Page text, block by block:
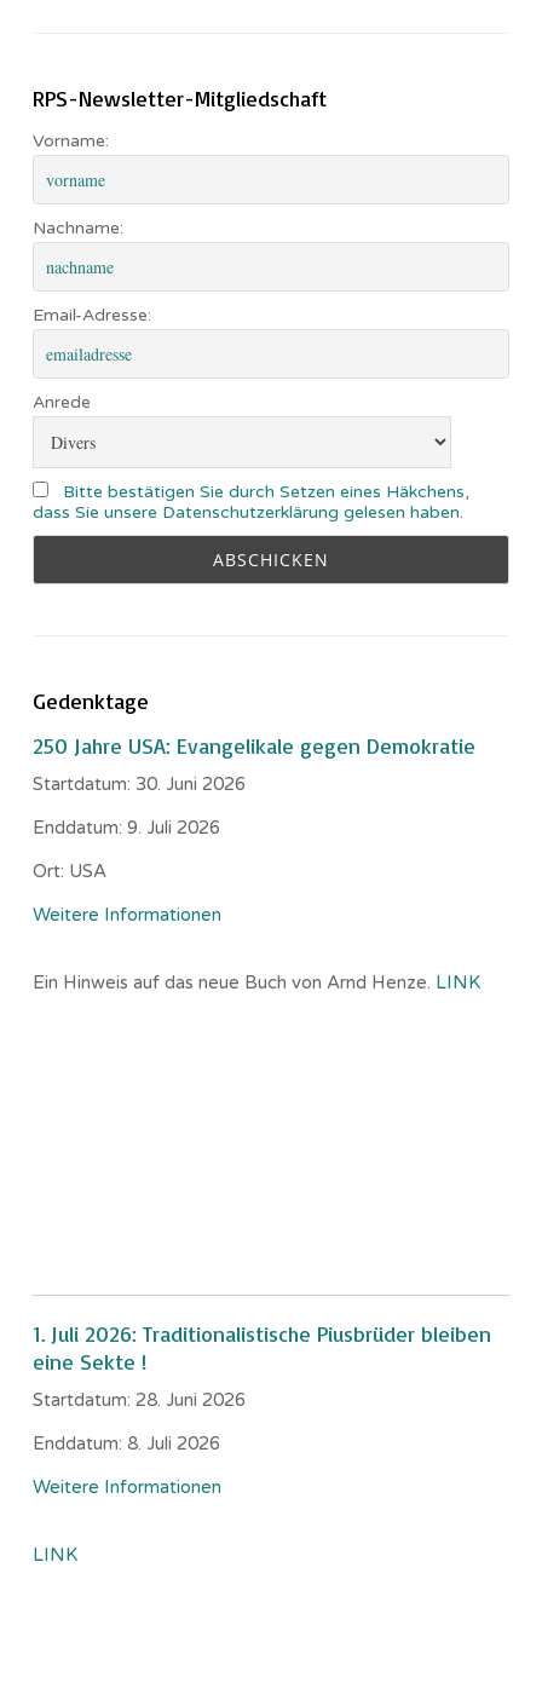
RPS-Newsletter-Mitgliedschaft
Vorname:
Nachname:
Email-Adresse:
Anrede
Bitte bestätigen Sie durch Setzen eines Häkchens,
dass Sie unsere Datenschutzerklärung gelesen haben.
Gedenktage
250 Jahre USA: Evangelikale gegen Demokratie
Startdatum: 30. Juni 2026
Enddatum: 9. Juli 2026
Ort: USA
Weitere Informationen
Ein Hinweis auf das neue Buch von Arnd Henze. LINK
1. Juli 2026: Traditionalistische Piusbrüder bleiben
eine Sekte !
Startdatum: 28. Juni 2026
Enddatum: 8. Juli 2026
Weitere Informationen
LINK